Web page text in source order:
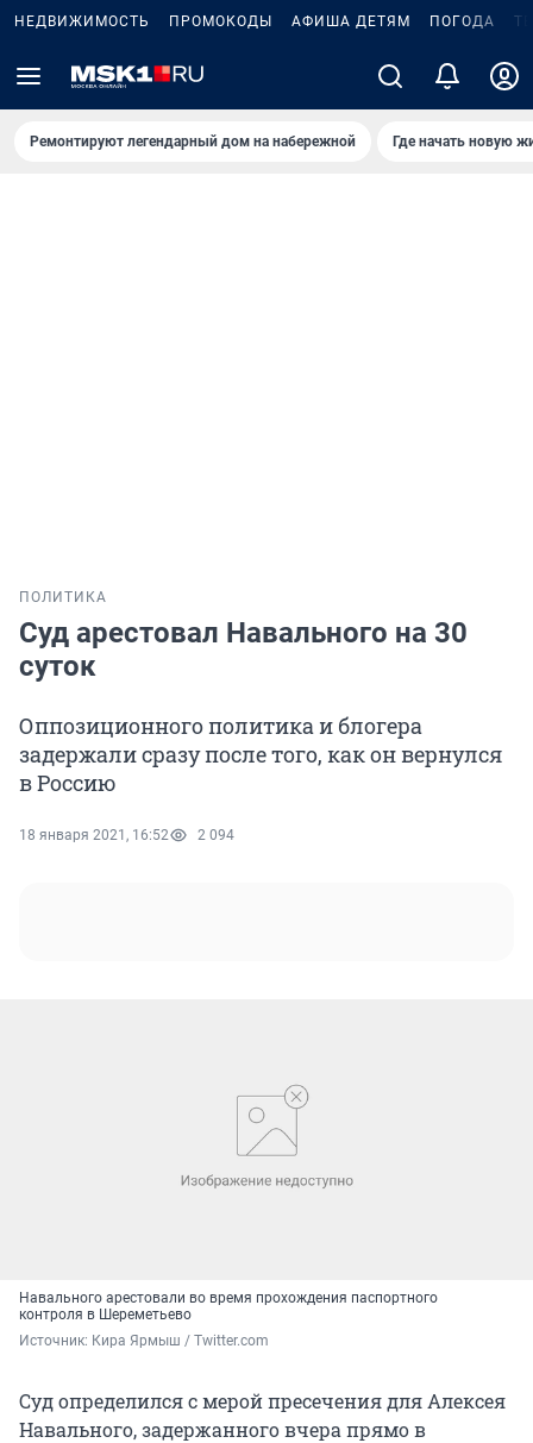
НЕДВИЖИМОСТЬ ПРОМОКОДЫ АФИША ДЕТЯМ ПОГОДА
Ремонтируют легендарный дом на набережной Где начать новую
ПОЛИТИКА
Суд арестовал Навального на 30
суток
Оппозиционного политика и блогера
задержали сразу после того, как он вернулся
в Россию
18 января 2021, 16:52 2 094
Навального арестовали во время прохождения паспортного
контроля в Шереметьево
Источник: Кира Ярмыш / Twitter.com
Суд определился с мерой пресечения для Алексея
Навального, задержанного вчера прямо в